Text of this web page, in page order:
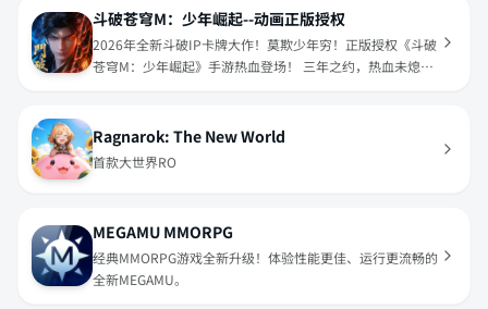
斗破苍穹M：少年崛起--动画正版授权
2026年全新斗破IP卡牌大作！莫欺少年穷！正版授权《斗破
苍穹M：少年崛起》手游热血登场！ 三年之约，热血未熄；
Ragnarok: The New World
首款大世界RO
MEGAMU MMORPG
经典MMORPG游戏全新升级！体验性能更佳、运行更流畅的
全新MEGAMU。